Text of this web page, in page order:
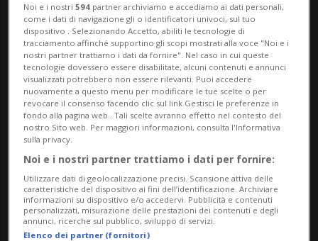
ITALIA 1 sett
Terremoto FIGC, si dimettono
Maldini e Leonardo
Noi e i nostri594 partner archiviamo e accediamo ai dati personali,
come i dati di navigazione gli o identificatori univoci, sul tuo
dispositivo . Selezionando Accetto, abiliti le tecnologie di
tracciamento affinché supportino gli scopi mostrati alla voce "Noi e i
nostri partner trattiamo i dati da fornire". Nel caso in cui queste
tecnologie dovessero essere disabilitate, alcuni contenuti e annunci
visualizzati potrebbero non essere rilevanti. Puoi accedere
nuovamente a questo menu per modificare le tue scelte o per
revocare il consenso facendo clic sul link Gestisci le preferenze in
fondo alla pagina web.. Tali scelte avranno effetto nel contesto del
nostro Sito web. Per maggiori informazioni, consulta l'Informativa
sulla privacy.
Noi e i nostri partner trattiamo i dati per fornire:
Utilizzare dati di geolocalizzazione precisi. Scansione attiva delle
caratteristiche del dispositivo ai fini dell’identificazione. Archiviare
informazioni su dispositivo e/o accedervi. Pubblicità e contenuti
personalizzati, misurazione delle prestazioni dei contenuti e degli
annunci, ricerche sul pubblico, sviluppo di servizi.
Elenco dei partner (fornitori)